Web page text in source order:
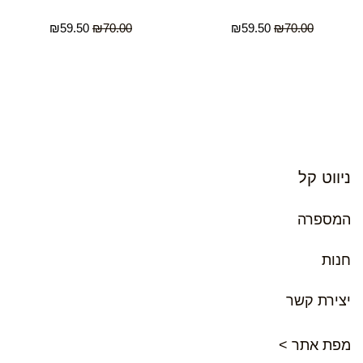
₪70.00
₪59.50
₪70.00
₪59.50
ניווט קל
המספרה
חנות
יצירת קשר
מפת אתר >